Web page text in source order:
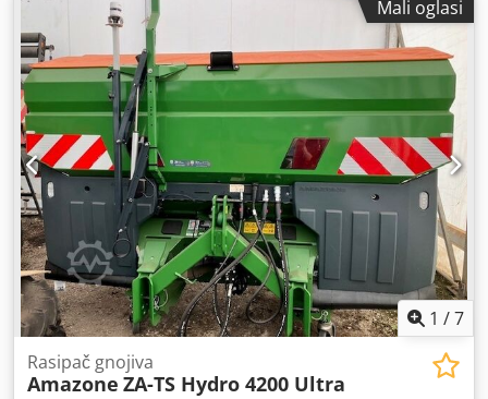
Mali oglasi
1 /7
Rasipač gnojiva
Amazone ZA-TS Hydro 4200 Ultra